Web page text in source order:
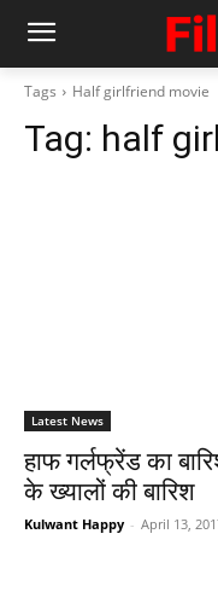
Tags Half girlfriend movie
Tag: half
Latest News
हाफ गर्लफ्रेंड का
के ख्‍यालों की बारिश
Kulwant Happy - April 13,